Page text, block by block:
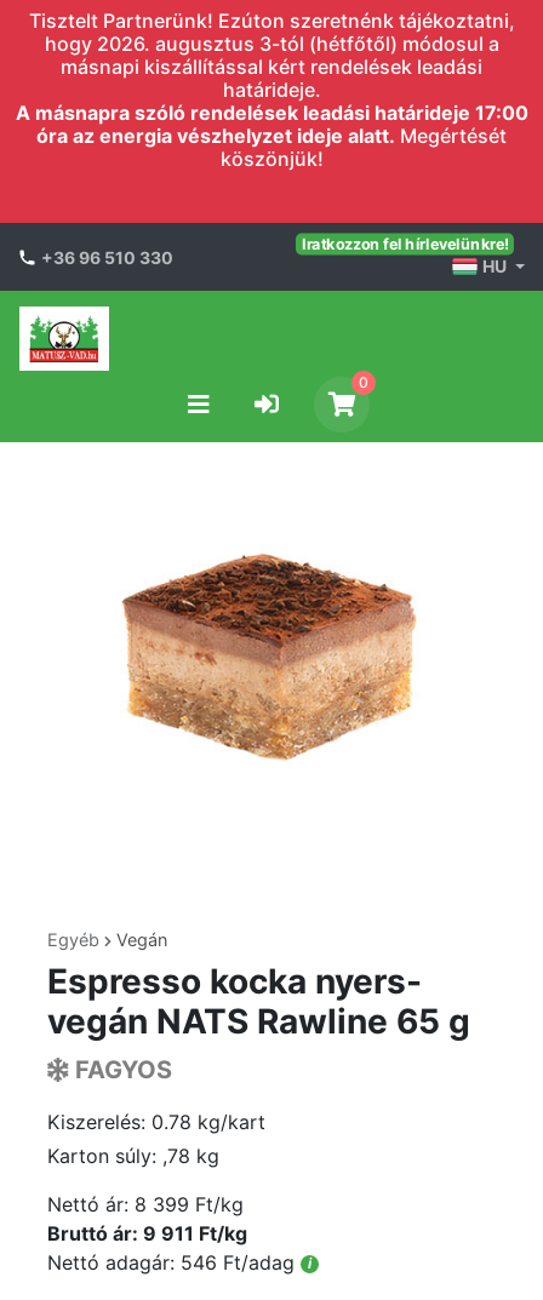
Tisztelt Partnerünk! Ezúton szeretnénk tájékoztatni,
hogy 2026. augusztus 3-tól (hétfőtől) módosul a
másnapi kiszállítással kért rendelések leadási
határideje.
A másnapra szóló rendelések leadási határideje 17:00
óra az energia vészhelyzet ideje alatt. Megértését
köszönjük!
+36 96 510 330
Iratkozzon fel hírlevelünkre!
HU
0
Egyéb Vegán
Espresso kocka nyers-
vegán NATS Rawline 65 g
FAGYOS
Kiszerelés: 0.78 kg/kart
Karton súly: ,78 kg
Nettó ár: 8 399 Ft/kg
Bruttó ár: 9 911 Ft/kg
Nettó adagár: 546 Ft/adag
i